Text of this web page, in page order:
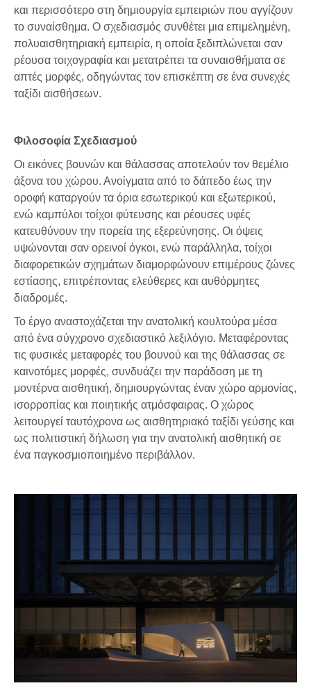
και περισσότερο στη δημιουργία εμπειριών που αγγίζουν
το συναίσθημα. Ο σχεδιασμός συνθέτει μια επιμελημένη,
πολυαισθητηριακή εμπειρία, η οποία ξεδιπλώνεται σαν
ρέουσα τοιχογραφία και μετατρέπει τα συναισθήματα σε
απτές μορφές, οδηγώντας τον επισκέπτη σε ένα συνεχές
ταξίδι αισθήσεων.
Φιλοσοφία Σχεδιασμού
Οι εικόνες βουνών και θάλασσας αποτελούν τον θεμέλιο
άξονα του χώρου. Ανοίγματα από το δάπεδο έως την
οροφή καταργούν τα όρια εσωτερικού και εξωτερικού,
ενώ καμπύλοι τοίχοι φύτευσης και ρέουσες υφές
κατευθύνουν την πορεία της εξερεύνησης. Οι όψεις
υψώνονται σαν ορεινοί όγκοι, ενώ παράλληλα, τοίχοι
διαφορετικών σχημάτων διαμορφώνουν επιμέρους ζώνες
εστίασης, επιτρέποντας ελεύθερες και αυθόρμητες
διαδρομές.
Το έργο αναστοχάζεται την ανατολική κουλτούρα μέσα
από ένα σύγχρονο σχεδιαστικό λεξιλόγιο. Μεταφέροντας
τις φυσικές μεταφορές του βουνού και της θάλασσας σε
καινοτόμες μορφές, συνδυάζει την παράδοση με τη
μοντέρνα αισθητική, δημιουργώντας έναν χώρο αρμονίας,
ισορροπίας και ποιητικής ατμόσφαιρας. Ο χώρος
λειτουργεί ταυτόχρονα ως αισθητηριακό ταξίδι γεύσης και
ως πολιτιστική δήλωση για την ανατολική αισθητική σε
ένα παγκοσμιοποιημένο περιβάλλον.